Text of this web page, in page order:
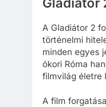
A Gladiátor 2
történelmi
minden egyes
ókori Róma
filmvilág életre
A film